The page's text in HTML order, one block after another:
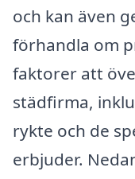
och kan även
förhandla om
faktorer att
städfirma,
rykte och de
erbjuder.